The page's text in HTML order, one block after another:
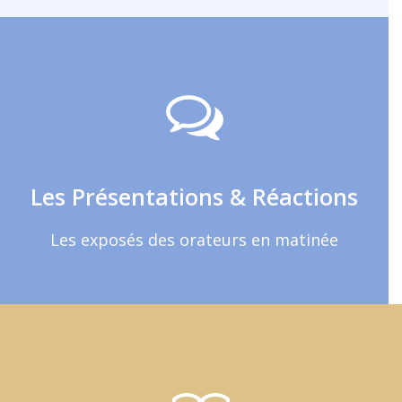
Les Présentations & Réactions
Les exposés des orateurs en matinée
Et bien plus ...
En savoir plus